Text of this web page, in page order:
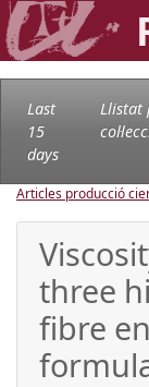
Last
15
days
Llistat
Articles producció
three
fibre